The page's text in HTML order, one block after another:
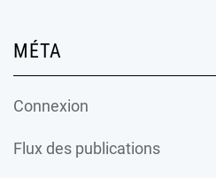
MÉTA
Connexion
Flux des publications